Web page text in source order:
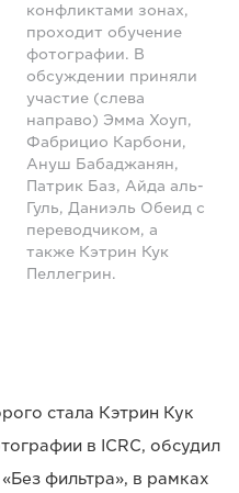
конфликтами зонах,
проходит обучение
фотографии. В
обсуждении приняли
участие (слева
направо) Эмма Хоуп,
Фабрицио Карбони,
Ануш Бабаджанян,
Патрик Баз, Айда аль-
Гуль, Даниэль Обеид с
переводчиком, а
также Кэтрин Кук
Пеллегрин.
стала Кэтрин Кук
в ICRC, обсудил
фильтра», в рамках